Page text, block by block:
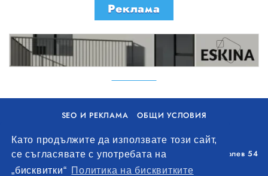
Като продължите да използвате този сайт,
се съгласявате с употребата на
„бисквитки“ Политика на бисквитките
Реклама
SEO И РЕКЛАМА
ОБЩИ УСЛОВИЯ
Уолоу Интернешънъл ЕООД, гр. Варна, бул. Генерал Колев 54
+359 893 621 112